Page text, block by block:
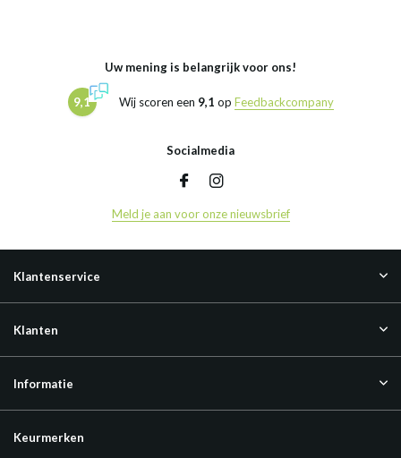
Uw mening is belangrijk voor ons!
9,1 Wij scoren een 9,1 op Feedbackcompany
Socialmedia
Meld je aan voor onze nieuwsbrief
Klantenservice
Klanten
Informatie
Keurmerken